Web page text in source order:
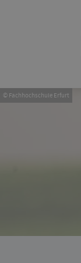
© Fachhochschule Erfurt